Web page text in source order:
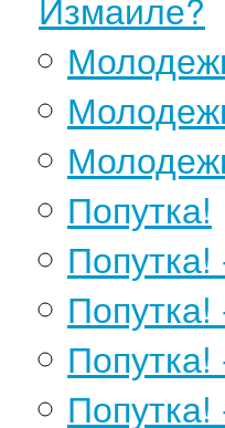
Попутка!
Попутка!
Попутка!
Попутка!
Попутка!